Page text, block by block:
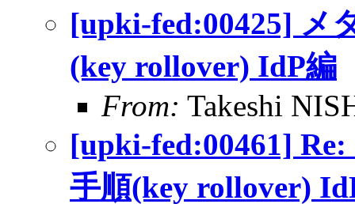
[upki-fed:00425] メ
(key rollover) IdP編
From: Takeshi
[upki-fed:00461]
手順(key rollover)